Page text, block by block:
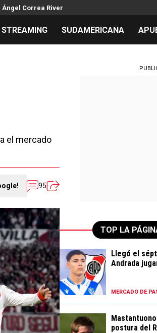
Ángel Correa River
STREAMING SUDAMERICANA
el mercado
95
TOP LA
Llegó el
Andrada
MERCADO DE
postura del